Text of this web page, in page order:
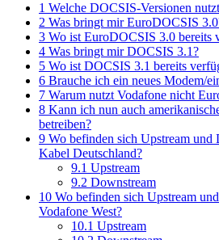
1 Welche DOCSIS-Versionen
2 Was bringt mir EuroDOCSIS
3 Wo ist EuroDOCSIS 3.0 bereits
4 Was bringt mir DOCSIS 3.1?
5 Wo ist DOCSIS 3.1 bereits
6 Brauche ich ein neues Modem/
7 Warum nutzt Vodafone nicht
8 Kann ich nun auch
betreiben?
9 Wo befinden sich Upstream und
Kabel Deutschland?
9.1 Upstream
9.2 Downstream
10 Wo befinden sich Upstream
Vodafone West?
10.1 Upstream